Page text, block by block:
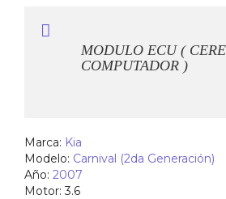
MODULO ECU (
COMPUTADOR )
Marca: Kia
Modelo: Carnival (2da Generación)
Año: 2007
Motor:3.6